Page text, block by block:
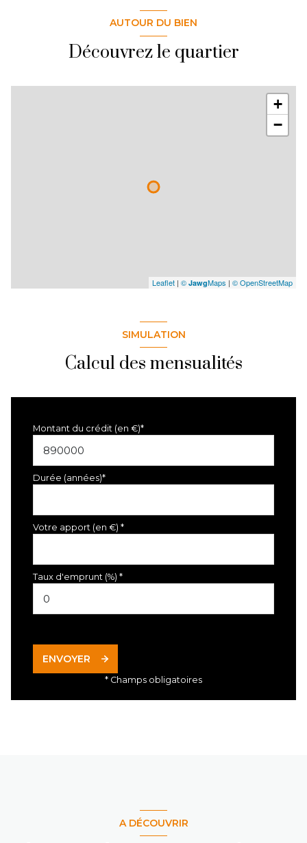
AUTOUR DU BIEN
Découvrez le quartier
+
−
Leaflet | © JawgMaps | © OpenStreetMap
SIMULATION
Calcul des mensualités
Montant du crédit (en €)*
Durée (années)*
Votre apport (en €) *
Taux d'emprunt (%) *
ENVOYER
* Champs obligatoires
A DÉCOUVRIR